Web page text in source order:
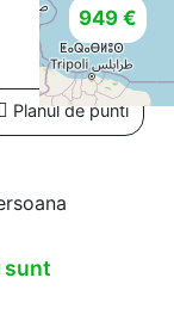
949 €
Planul de punti
sunt